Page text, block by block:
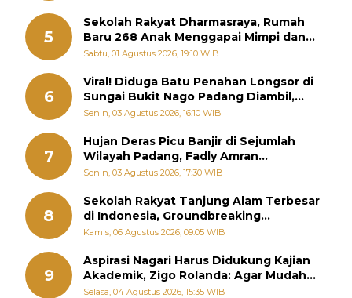
5
Sekolah Rakyat Dharmasraya, Rumah
Baru 268 Anak Menggapai Mimpi dan
Memutus Rantai Kemiskinan
Sabtu, 01 Agustus 2026, 19:10 WIB
6
Viral! Diduga Batu Penahan Longsor di
Sungai Bukit Nago Padang Diambil,
Warga Khawatir Bencana Terulang
Senin, 03 Agustus 2026, 16:10 WIB
7
Hujan Deras Picu Banjir di Sejumlah
Wilayah Padang, Fadly Amran
Perintahkan OPD Siaga
Senin, 03 Agustus 2026, 17:30 WIB
8
Sekolah Rakyat Tanjung Alam Terbesar
di Indonesia, Groundbreaking
September
Kamis, 06 Agustus 2026, 09:05 WIB
9
Aspirasi Nagari Harus Didukung Kajian
Akademik, Zigo Rolanda: Agar Mudah
Diperjuangkan di Kementerian
Selasa, 04 Agustus 2026, 15:35 WIB